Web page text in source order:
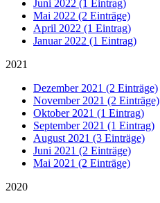
Juni 2022 (1 Eintrag)
Mai 2022 (2 Einträge)
April 2022 (1 Eintrag)
Januar 2022 (1 Eintrag)
2021
Dezember 2021 (2 Einträge)
November 2021 (2 Einträge)
Oktober 2021 (1 Eintrag)
September 2021 (1 Eintrag)
August 2021 (3 Einträge)
Juni 2021 (2 Einträge)
Mai 2021 (2 Einträge)
2020